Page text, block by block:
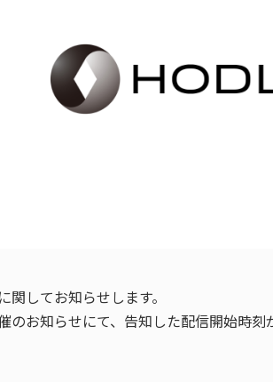
してお知らせします。
お知らせにて、告知した配信開始時刻